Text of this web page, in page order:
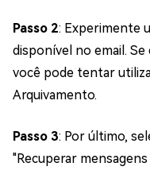
Passo 2: Experimente
disponível no email.
você pode tentar
Arquivamento.
Passo 3: Por último,
"Recuperar mensagens